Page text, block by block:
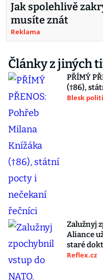
Jak spolehlivě
musíte znát
Reklama
Články z jiných
PŘÍMÝ
(†86),
Blesk
Zalužnyj
Aliance
staré
Reflex.cz